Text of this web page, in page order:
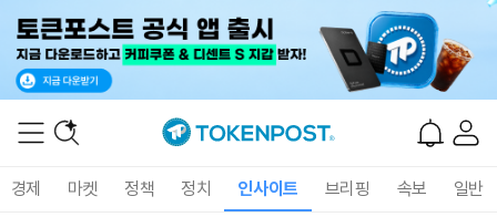
경제 마켓 정책 정치 인사이트 브리핑 속보 일반
Ethereum (ETH) ₩2,710,499(+0.16%)